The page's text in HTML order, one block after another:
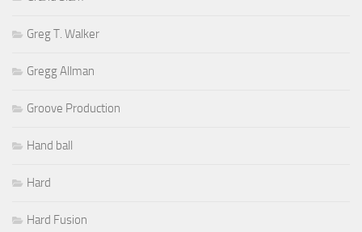
Greg T. Walker
Gregg Allman
Groove Production
Hand ball
Hard
Hard Fusion